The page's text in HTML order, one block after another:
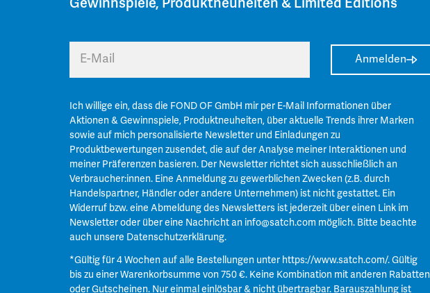
E-Mail Anmelden
Ich willige ein, dass die FOND OF GmbH mir per E-Mail Informationen über
Aktionen & Gewinnspiele, Produktneuheiten, über aktuelle Trends ihrer Marken
sowie auf mich personalisierte Newsletter und Einladungen zu
Produktbewertungen zusendet, die auf der Analyse meiner Interaktionen und
meiner Präferenzen basieren. Der Newsletter richtet sich ausschließlich an
Verbraucher:innen. Eine Anmeldung zu gewerblichen Zwecken (z.B. durch
Handelspartner, Händler oder andere Unternehmen) ist nicht gestattet. Ein
Widerruf bzw. eine Abmeldung des Newsletters ist jederzeit über einen Link im
Newsletter oder über eine Nachricht an info@satch.com möglich. Bitte beachte
auch unsere Datenschutzerklärung.
*Gültig für 4 Wochen auf alle Bestellungen unter https://www.satch.com/. Gültig
bis zu einer Warenkorbsumme von 750 €. Keine Kombination mit anderen Rabatten
oder Gutscheinen. Nur einmal einlösbar & nicht übertragbar. Barauszahlung ist